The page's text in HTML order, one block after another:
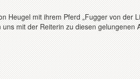
Heugel mit ihrem Pferd „Fugger von der
mit der Reiterin zu diesen gelungenen